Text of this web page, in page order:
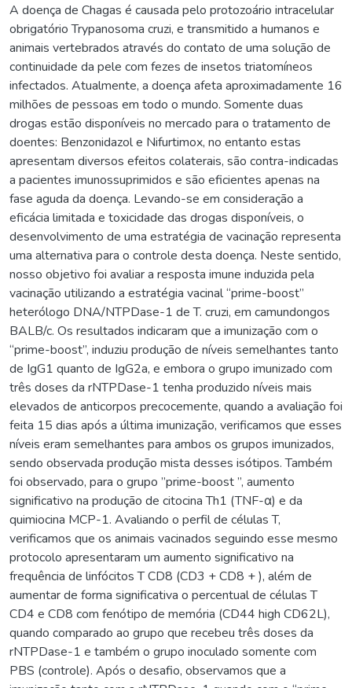
A doença de Chagas é causada pelo protozoário intracelular
obrigatório Trypanosoma cruzi, e transmitido a humanos e
animais vertebrados através do contato de uma solução de
continuidade da pele com fezes de insetos triatomíneos
infectados. Atualmente, a doença afeta aproximadamente 16
milhões de pessoas em todo o mundo. Somente duas
drogas estão disponíveis no mercado para o tratamento de
doentes: Benzonidazol e Nifurtimox, no entanto estas
apresentam diversos efeitos colaterais, são contra-indicadas
a pacientes imunossuprimidos e são eficientes apenas na
fase aguda da doença. Levando-se em consideração a
eficácia limitada e toxicidade das drogas disponíveis, o
desenvolvimento de uma estratégia de vacinação representa
uma alternativa para o controle desta doença. Neste sentido,
nosso objetivo foi avaliar a resposta imune induzida pela
vacinação utilizando a estratégia vacinal “prime-boost”
heterólogo DNA/NTPDase-1 de T. cruzi, em camundongos
BALB/c. Os resultados indicaram que a imunização com o
“prime-boost”, induziu produção de níveis semelhantes tanto
de IgG1 quanto de IgG2a, e embora o grupo imunizado com
três doses da rNTPDase-1 tenha produzido níveis mais
elevados de anticorpos precocemente, quando a avaliação foi
feita 15 dias após a última imunização, verificamos que esses
níveis eram semelhantes para ambos os grupos imunizados,
sendo observada produção mista desses isótipos. Também
foi observado, para o grupo ”prime-boost ”, aumento
significativo na produção de citocina Th1 (TNF-α) e da
quimiocina MCP-1. Avaliando o perfil de células T,
verificamos que os animais vacinados seguindo esse mesmo
protocolo apresentaram um aumento significativo na
frequência de linfócitos T CD8 (CD3 + CD8 + ), além de
aumentar de forma significativa o percentual de células T
CD4 e CD8 com fenótipo de memória (CD44 high CD62L),
quando comparado ao grupo que recebeu três doses da
rNTPDase-1 e também o grupo inoculado somente com
PBS (controle). Após o desafio, observamos que a